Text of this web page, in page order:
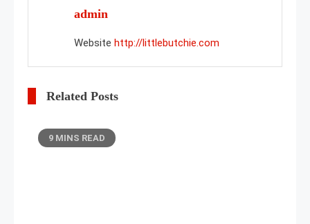
admin
Website http://littlebutchie.com
Related Posts
9 MINS READ